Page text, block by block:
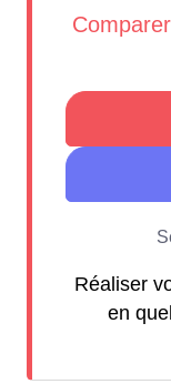
Réaliser
en